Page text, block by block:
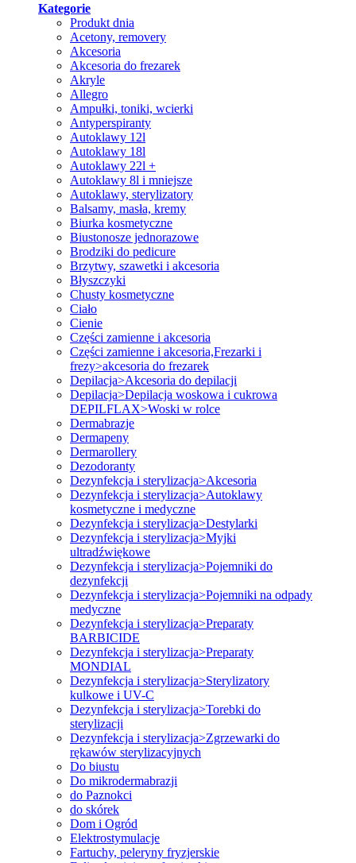
Kategorie
Produkt dnia
Acetony, removery
Akcesoria
Akcesoria do frezarek
Akryle
Allegro
Ampułki, toniki, wcierki
Antyperspiranty
Autoklawy 12l
Autoklawy 18l
Autoklawy 22l +
Autoklawy 8l i mniejsze
Autoklawy, sterylizatory
Balsamy, masła, kremy
Biurka kosmetyczne
Biustonosze jednorazowe
Brodziki do pedicure
Brzytwy, szawetki i akcesoria
Błyszczyki
Chusty kosmetyczne
Ciało
Cienie
Części zamienne i akcesoria
Części zamienne i akcesoria,Frezarki i
frezy>akcesoria do frezarek
Depilacja>Akcesoria do depilacji
Depilacja>Depilacja woskowa i cukrowa
DEPILFLAX>Woski w rolce
Dermabrazje
Dermapeny
Dermarollery
Dezodoranty
Dezynfekcja i sterylizacja>Akcesoria
Dezynfekcja i sterylizacja>Autoklawy
kosmetyczne i medyczne
Dezynfekcja i sterylizacja>Destylarki
Dezynfekcja i sterylizacja>Myjki
ultradźwiękowe
Dezynfekcja i sterylizacja>Pojemniki do
dezynfekcji
Dezynfekcja i sterylizacja>Pojemniki na odpady
medyczne
Dezynfekcja i sterylizacja>Preparaty
BARBICIDE
Dezynfekcja i sterylizacja>Preparaty
MONDIAL
Dezynfekcja i sterylizacja>Sterylizatory
kulkowe i UV-C
Dezynfekcja i sterylizacja>Torebki do
sterylizacji
Dezynfekcja i sterylizacja>Zgrzewarki do
rękawów sterylizacyjnych
Do biustu
Do mikrodermabrazji
do Paznokci
do skórek
Dom i Ogród
Elektrostymulacje
Fartuchy, peleryny fryzjerskie